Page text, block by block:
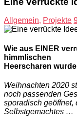
Allgemein, Projekte
Wie aus EINER
himmlischen
Heerscharen
Weihnachten 2020
noch passenden
sporadisch geöffnet,
Selbstgemachtes …